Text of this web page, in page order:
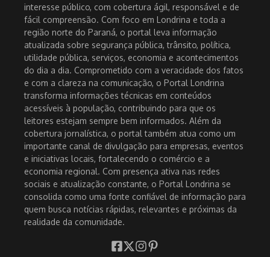
interesse público, com cobertura ágil, responsável e de
fácil compreensão. Com foco em Londrina e toda a
região norte do Paraná, o portal leva informação
atualizada sobre segurança pública, trânsito, política,
utilidade pública, serviços, economia e acontecimentos
do dia a dia. Comprometido com a veracidade dos fatos
e com a clareza na comunicação, o Portal Londrina
transforma informações técnicas em conteúdos
acessíveis à população, contribuindo para que os
leitores estejam sempre bem informados. Além da
cobertura jornalística, o portal também atua como um
importante canal de divulgação para empresas, eventos
e iniciativas locais, fortalecendo o comércio e a
economia regional. Com presença ativa nas redes
sociais e atualização constante, o Portal Londrina se
consolida como uma fonte confiável de informação para
quem busca notícias rápidas, relevantes e próximas da
realidade da comunidade.